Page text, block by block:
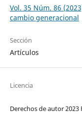
Vol. 35 Núm. 86
cambio generacional
Sección
Artículos
Licencia
Derechos de autor